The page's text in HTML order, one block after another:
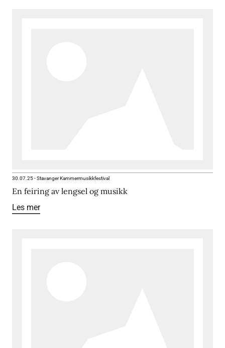
30.07.25-Stavanger Kammermusikkfestival
En feiring av lengsel og musikk
Les mer